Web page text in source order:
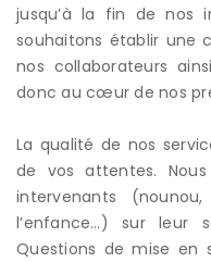
jusqu’à la fin de nos
souhaitons établir une
nos collaborateurs
donc au cœur de nos
La qualité de nos
de vos attentes.
intervenants
l’enfance…) sur leur
Questions de mise en